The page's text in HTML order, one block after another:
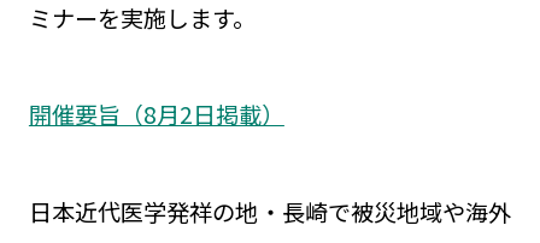
ミナーを実施します。
開催要旨（8月2日掲載）
日本近代医学発祥の地・長崎で被災地域や海外